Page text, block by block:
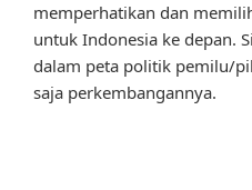
memperhatikan dan
untuk Indonesia ke depan.
dalam peta politik pemilu/
saja perkembangannya.